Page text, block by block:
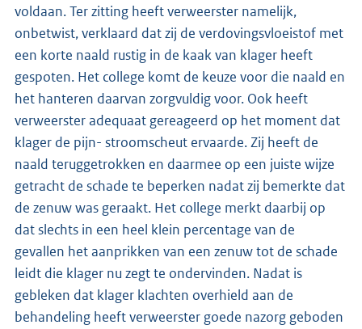
voldaan. Ter zitting heeft verweerster namelijk,
onbetwist, verklaard dat zij de verdovingsvloeistof met
een korte naald rustig in de kaak van klager heeft
gespoten. Het college komt de keuze voor die naald en
het hanteren daarvan zorgvuldig voor. Ook heeft
verweerster adequaat gereageerd op het moment dat
klager de pijn- stroomscheut ervaarde. Zij heeft de
naald teruggetrokken en daarmee op een juiste wijze
getracht de schade te beperken nadat zij bemerkte dat
de zenuw was geraakt. Het college merkt daarbij op
dat slechts in een heel klein percentage van de
gevallen het aanprikken van een zenuw tot de schade
leidt die klager nu zegt te ondervinden. Nadat is
gebleken dat klager klachten overhield aan de
behandeling heeft verweerster goede nazorg geboden